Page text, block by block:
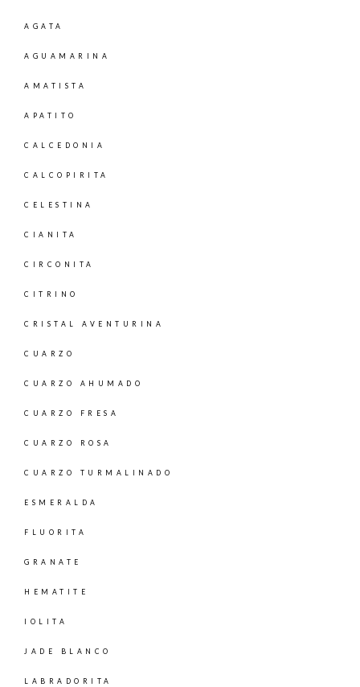
AGATA
AGUAMARINA
AMATISTA
APATITO
CALCEDONIA
CALCOPIRITA
CELESTINA
CIANITA
CIRCONITA
CITRINO
CRISTAL AVENTURINA
CUARZO
CUARZO AHUMADO
CUARZO FRESA
CUARZO ROSA
CUARZO TURMALINADO
ESMERALDA
FLUORITA
GRANATE
HEMATITE
IOLITA
JADE BLANCO
LABRADORITA